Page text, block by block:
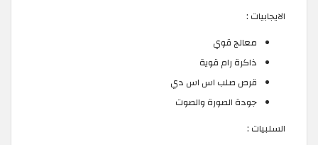
الايجابيات :
معالج قوي
ذاكرة رام قوية
قرص صلب اس اس دي
جودة الصورة والصوت
السلبيات :